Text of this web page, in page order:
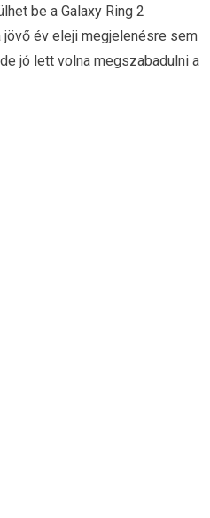
be a Galaxy Ring 2
jövő év eleji megjelenésre sem
jó lett volna megszabadulni a